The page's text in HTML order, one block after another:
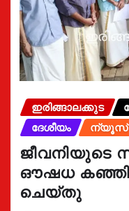
ഇരിങ്ങാലക്കുട
ദേശീയം
ന്യൂസ്
ജീവനിയുടെ
ഔഷധ
ചെയ്തു